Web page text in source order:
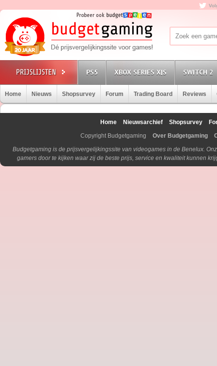
PS5 XBOX SERIES X|S SWITCH 2
Home Nieuws Shopsurvey Forum Trading Board Reviews
Home Nieuwsarchief Shopsurvey
Copyright Budgetgaming
Over Budgetgaming
Budgetgaming is de prijsvergelijkingssite van videogames in de Benelux.
gamers door te kijken waar zij de beste prijs, service en kwaliteit kunnen